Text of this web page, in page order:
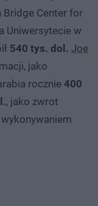
Bridge Center for
Uniwersytecie w
540 tys. dol. Joe
jako
rocznie 400
, jako zwrot